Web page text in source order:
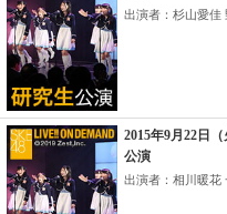
出演者：杉山愛佳
2015年9月22日
公演
出演者：相川暖花